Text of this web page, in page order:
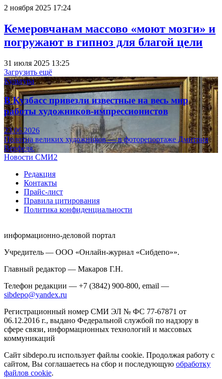
2 ноября 2025 17:24
Кемеровчанам массово «моют мозги» и
погружают в гипноз для благой цели
31 июля 2025 13:25
Загрузить ещё
Культура
В Кузбасс привезли известные на весь мир
работы художников-импрессионистов
23.06.2026
Полотна великих художников — в фоторепортаже Дмитрия
Верфеля.
Новости СМИ2
Редакция
Контакты
Прайс-лист
Правила цитирования
Политика конфиденциальности
информационно-деловой портал
Учредитель — ООО «Онлайн-журнал «Сибдепо»».
Главный редактор — Макаров Г.Н.
Телефон редакции — +7 (3842) 900-800, email —
sibdepo@yandex.ru
Регистрационный номер СМИ ЭЛ № ФС 77-67871 от
06.12.2016 г., выдано Федеральной службой по надзору в
сфере связи, информационных технологий и массовых
коммуникаций
Сайт sibdepo.ru использует файлы cookie. Продолжая работу с
сайтом, Вы соглашаетесь на сбор и последующую обработку
файлов cookie.